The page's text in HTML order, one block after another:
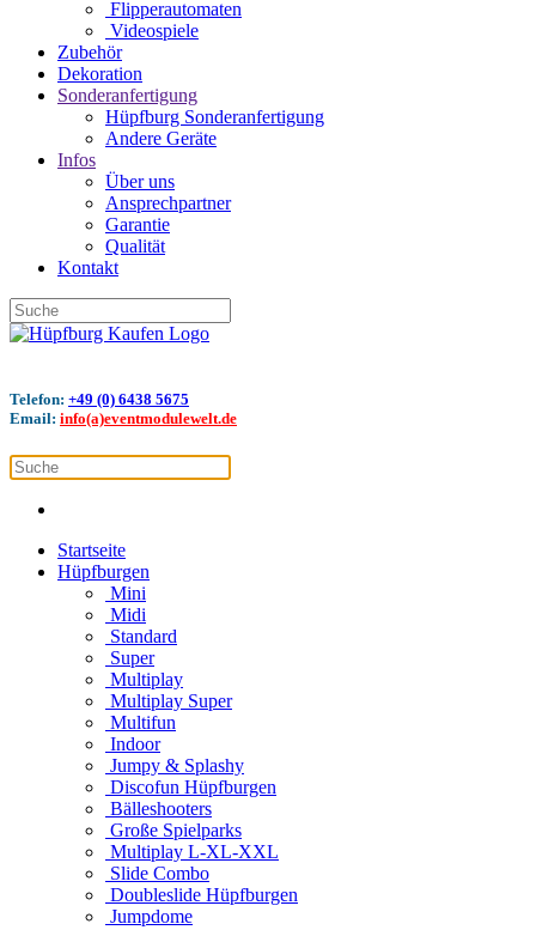
Flipperautomaten
Videospiele
Zubehör
Dekoration
Sonderanfertigung
Hüpfburg Sonderanfertigung
Andere Geräte
Infos
Über uns
Ansprechpartner
Garantie
Qualität
Kontakt
Telefon: +49 (0) 6438 5675
Email: info(a)eventmodulewelt.de
Startseite
Hüpfburgen
Mini
Midi
Standard
Super
Multiplay
Multiplay Super
Multifun
Indoor
Jumpy & Splashy
Discofun Hüpfburgen
Bälleshooters
Große Spielparks
Multiplay L-XL-XXL
Slide Combo
Doubleslide Hüpfburgen
Jumpdome